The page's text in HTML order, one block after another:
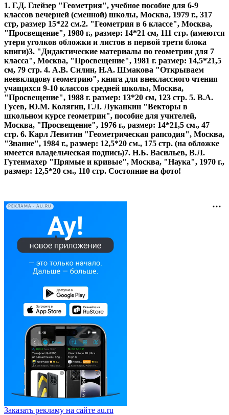
1. Г.Д. Глейзер "Геометрия", учебное пособие для 6-9
классов вечерней (сменной) школы, Москва, 1979 г., 317
стр, размер 15*22 см.2. "Геометрия в 6 классе", Москва,
"Просвещение", 1980 г., размер: 14*21 см, 111 стр. (имеются
утери уголков обложки и листов в первой трети блока
книги)3. "Дидактические материалы по геометрии для 7
класса", Москва, "Просвещение", 1981 г. размер: 14,5*21,5
см, 79 стр. 4. А.В. Силин, Н.А. Шмакова "Открываем
неевклидову геометрию", книга для внеклассного чтения
учащихся 9-10 классов средней школы, Москва,
"Просвещение", 1988 г. размер: 13*20 см, 123 стр. 5. В.А.
Гусев, Ю.М. Колягин, Г.Л. Луканкин "Векторы в
школьном курсе геометрии", пособие для учителей,
Москва, "Просвещение", 1976 г., размер: 14*21,5 см., 47
стр. 6. Карл Левитин "Геометрическая рапсодия", Москва,
"Знание", 1984 г., размер: 12,5*20 см., 175 стр. (на обложке
имеется владельческая подпись)7. Н.Б. Васильев, В.Л.
Гутенмахер "Прямые и кривые", Москва, "Наука", 1970 г.,
размер: 12,5*20 см., 110 стр. Состояние на фото!
РЕКЛАМА • AU.RU
Заказать рекламу на сайте au.ru